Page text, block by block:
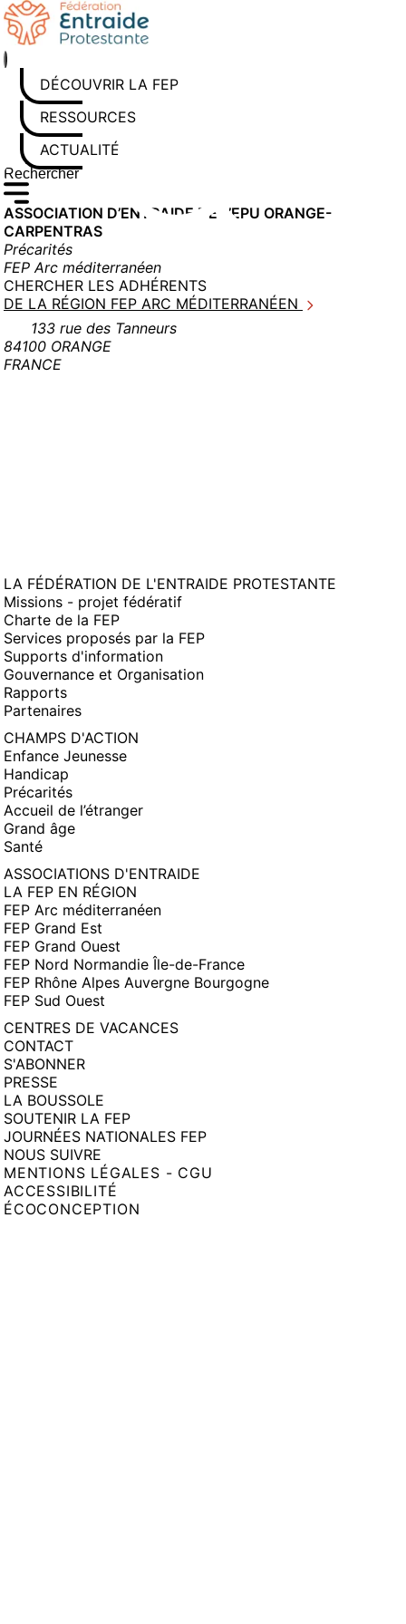
Aller
au
contenu
DÉCOUVRIR LA FEP
RESSOURCES
ACTUALITÉS
Rechercher sur le site
Saisissez au moins 3 caractères pour lancer la recherche
ASSOCIATION D’ENTRAIDE DE L’EPU ORANGE-
CARPENTRAS
Précarités
FEP Arc méditerranéen
CHERCHER LES ADHÉRENTS
DE LA RÉGION FEP ARC MÉDITERRANÉEN
133 rue des Tanneurs
84100 ORANGE
FRANCE
LA FÉDÉRATION DE L'ENTRAIDE PROTESTANTE
Missions - projet fédératif
Charte de la FEP
Services proposés par la FEP
Supports d'information
Gouvernance et Organisation
Rapports
Partenaires
CHAMPS D'ACTION
Enfance Jeunesse
Handicap
Précarités
Accueil de l’étranger
Grand âge
Santé
ASSOCIATIONS D'ENTRAIDE
LA FEP EN RÉGION
FEP Arc méditerranéen
FEP Grand Est
FEP Grand Ouest
FEP Nord Normandie Île-de-France
FEP Rhône Alpes Auvergne Bourgogne
FEP Sud Ouest
CENTRES DE VACANCES
CONTACT
S'ABONNER
PRESSE
LA BOUSSOLE
SOUTENIR LA FEP
JOURNÉES NATIONALES FEP
NOUS SUIVRE
MENTIONS LÉGALES - CGU
ACCESSIBILITÉ
ÉCOCONCEPTION